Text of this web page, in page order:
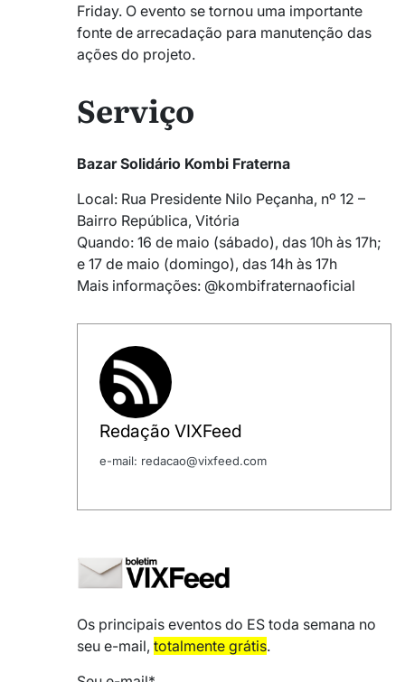
Friday. O evento se tornou uma importante
fonte de arrecadação para manutenção das
ações do projeto.
Serviço
Bazar Solidário Kombi Fraterna
Local: Rua Presidente Nilo Peçanha, nº 12 –
Bairro República, Vitória
Quando: 16 de maio (sábado), das 10h às 17h;
e 17 de maio (domingo), das 14h às 17h
Mais informações: @kombifraternaoficial
Redação VIXFeed
e-mail: redacao@vixfeed.com
Os principais eventos do ES toda semana no
seu e-mail, totalmente grátis.